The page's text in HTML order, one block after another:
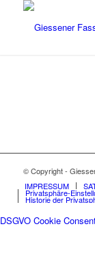
© Copyright -
IMPRESSUM
Privatsphäre-
Historie der
DSGVO Cookie